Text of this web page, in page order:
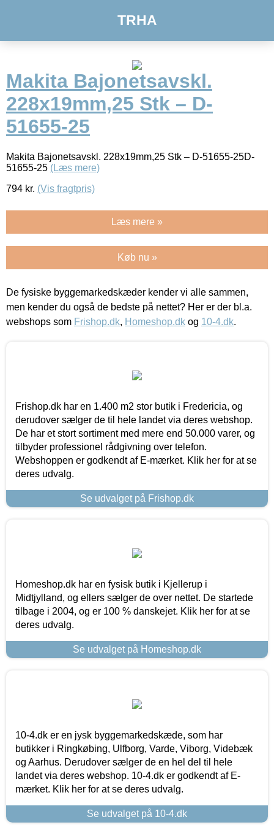
TRHA
Makita Bajonetsavskl.
228x19mm,25 Stk – D-
51655-25
Makita Bajonetsavskl. 228x19mm,25 Stk – D-51655-25D-
51655-25 (Læs mere)
794 kr. (Vis fragtpris)
Læs mere »
Køb nu »
De fysiske byggemarkedskæder kender vi alle sammen,
men kender du også de bedste på nettet? Her er der bl.a.
webshops som Frishop.dk, Homeshop.dk og 10-4.dk.
Frishop.dk har en 1.400 m2 stor butik i Fredericia, og
derudover sælger de til hele landet via deres webshop.
De har et stort sortiment med mere end 50.000 varer, og
tilbyder professionel rådgivning over telefon.
Webshoppen er godkendt af E-mærket. Klik her for at se
deres udvalg.
Se udvalget på Frishop.dk
Homeshop.dk har en fysisk butik i Kjellerup i
Midtjylland, og ellers sælger de over nettet. De startede
tilbage i 2004, og er 100 % danskejet. Klik her for at se
deres udvalg.
Se udvalget på Homeshop.dk
10-4.dk er en jysk byggemarkedskæde, som har
butikker i Ringkøbing, Ulfborg, Varde, Viborg, Videbæk
og Aarhus. Derudover sælger de en hel del til hele
landet via deres webshop. 10-4.dk er godkendt af E-
mærket. Klik her for at se deres udvalg.
Se udvalget på 10-4.dk